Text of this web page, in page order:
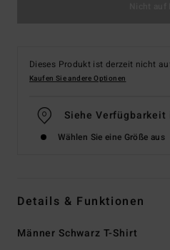
Dieses Produkt ist derzeit nicht
Kaufen Sie andere Optionen
Siehe Verfügbarkeit
Wählen Sie eine Größe aus
Details & Funktionen
Männer Schwarz T-Shirt